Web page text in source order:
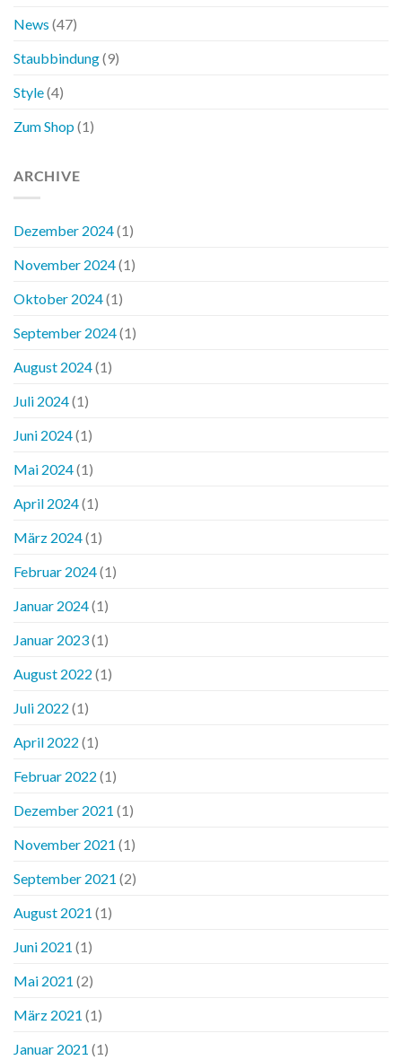
News (47)
Staubbindung(9)
Style(4)
Zum Shop(1)
ARCHIVE
Dezember 2024(1)
November 2024(1)
Oktober 2024(1)
September 2024(1)
August 2024(1)
Juli 2024(1)
Juni 2024(1)
Mai 2024(1)
April 2024(1)
März 2024(1)
Februar 2024(1)
Januar 2024(1)
Januar 2023(1)
August 2022 (1)
Juli 2022 (1)
April 2022 (1)
Februar 2022 (1)
Dezember 2021 (1)
November 2021 (1)
September 2021 (2)
August 2021 (1)
Juni 2021 (1)
Mai 2021 (2)
März 2021 (1)
Januar 2021 (1)